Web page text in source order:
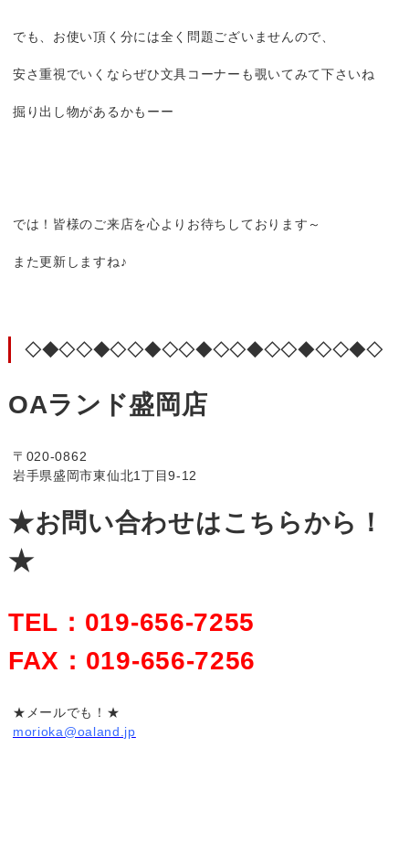
でも、お使い頂く分には全く問題ございませんので、
安さ重視でいくならぜひ文具コーナーも覗いてみて下さいね
掘り出し物があるかもーー
では！皆様のご来店を心よりお待ちしております～
また更新しますね♪
◇◆◇◇◆◇◇◆◇◇◆◇◇◆◇◇◆◇◇◆◇
OAランド盛岡店
〒020-0862
岩手県盛岡市東仙北1丁目9-12
★お問い合わせはこちらから！
★
TEL：019-656-7255
FAX：019-656-7256
★メールでも！★
morioka@oaland.jp